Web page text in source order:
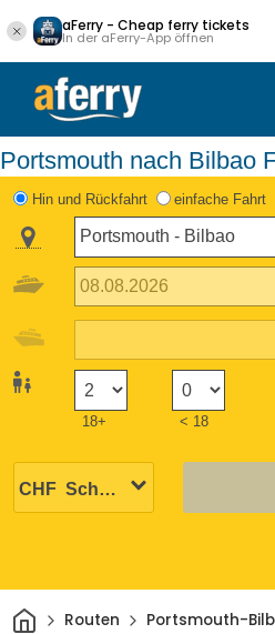
aFerry - Cheap ferry tickets
In der aFerry-App öffnen
Portsmouth nach Bilbao
Hin und Rückfahrt einfache Fahrt
18+ < 18
HeimRouten Portsmouth-